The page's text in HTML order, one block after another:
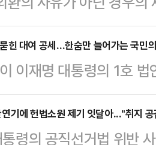
에서 없었으면 한다'는
좋겠다는 게 선량한 국
는 "민주당 의원들이 오
의했다"며…
국회 입법조사처와 헌
총 5건의 재판에 대해 더
소송법 개정안' 추진 의
의장이 관련 논란에 대
서 열린 취임 1주년 기
힌 대여 공세…한숨만 늘어가는 국민
이재명 대통령의 1호
재판 일정을 줄줄이 연
당내 갈등 속 대여 투쟁
여당에 대한 견제 능력
연기에 헌법소원 제기 잇달아..."취지
령의 공직선거법 위반